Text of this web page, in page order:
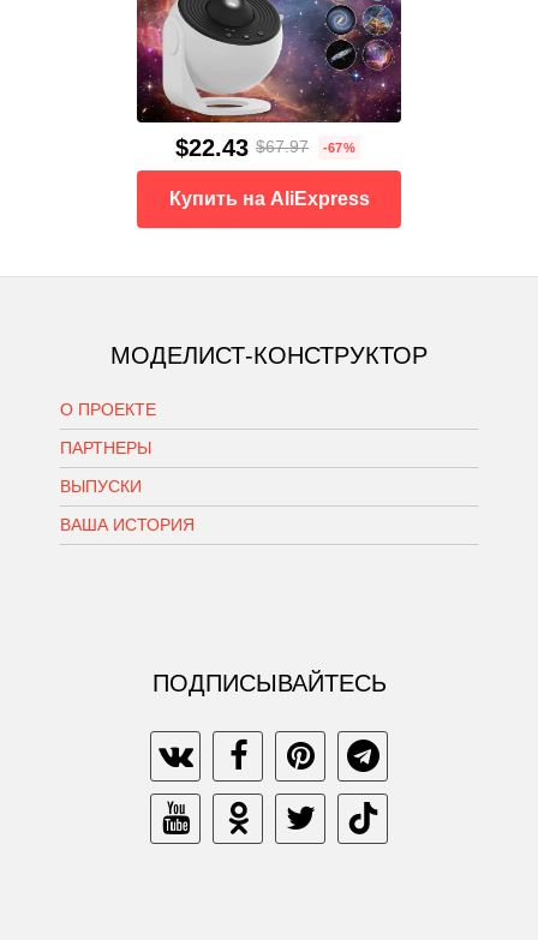
$22.43 $67.97 -67%
Купить на AliExpress
МОДЕЛИСТ-КОНСТРУКТОР
О ПРОЕКТЕ
ПАРТНЕРЫ
ВЫПУСКИ
ВАША ИСТОРИЯ
ПОДПИСЫВАЙТЕСЬ